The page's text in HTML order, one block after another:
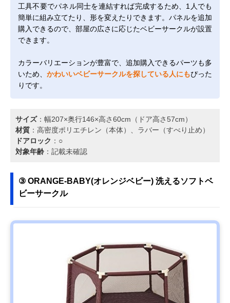
工具不要でパネル同士を連結すれば完成するため、1人でも
簡単に組み立てたり、形を変えたりできます。パネルを追加
購入できるので、部屋の広さに応じたベビーサークルが設置
できます。
カラーバリエーションが豊富で、追加購入できるパーツも多
いため、 かわいいベビーサークルを探している人にもぴった
りです。
サイズ：幅207×奥行146×高さ60cm（ドア高さ57cm）
材質 ：高密度ポリエチレン（本体）、ラバー（すべり止め）
ドアロック ：○
対象年齢 ：記載未確認
③ ORANGE-BABY(オレンジベビー) 洗えるソフトベ
ビーサークル